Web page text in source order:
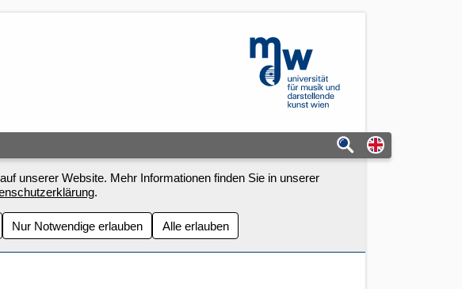
mdw - Homepage
Switch to
unserer Website. Mehr Informationen finden Sie in unserer
.
Nur Notwendige erlauben Alle erlauben